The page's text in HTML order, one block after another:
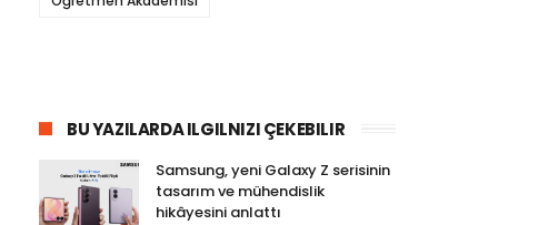
BU YAZILARDA ILGILNIZI ÇEKEBILIR
Samsung, yeni Galaxy Z serisinin
tasarım ve mühendislik
hikâyesini anlattı